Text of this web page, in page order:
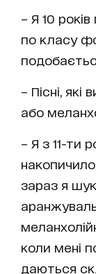
– Я 10
по класу
– Пісні,
або
– Я з 11-ти
зараз я
коли мені
даються